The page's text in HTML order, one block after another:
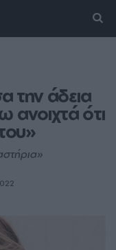
την άδεια
ανοιχτά ότι